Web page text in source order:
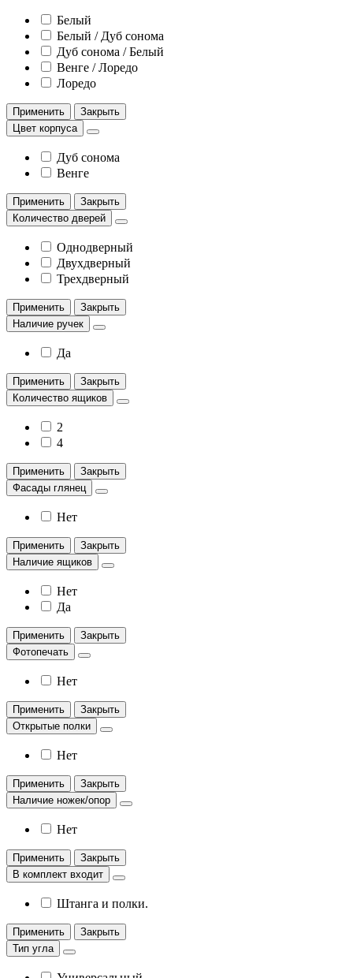
Белый
Белый / Дуб сонома
Дуб сонома / Белый
Венге / Лоредо
Лоредо
Применить
Закрыть
Цвет корпуса
Дуб сонома
Венге
Применить
Закрыть
Количество дверей
Однодверный
Двухдверный
Трехдверный
Применить
Закрыть
Наличие ручек
Да
Применить
Закрыть
Количество ящиков
2
4
Применить
Закрыть
Фасады глянец
Нет
Применить
Закрыть
Наличие ящиков
Нет
Да
Применить
Закрыть
Фотопечать
Нет
Применить
Закрыть
Открытые полки
Нет
Применить
Закрыть
Наличие ножек/опор
Нет
Применить
Закрыть
В комплект входит
Штанга и полки.
Применить
Закрыть
Тип угла